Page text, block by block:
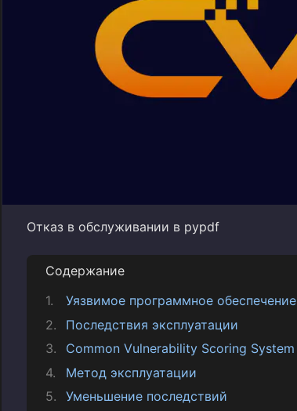
Отказ в обслуживании в pypdf
Содержание
Уязвимое программное обеспечение
Последствия эксплуатации
Common Vulnerability Scoring System
Метод эксплуатации
Уменьшение последствий